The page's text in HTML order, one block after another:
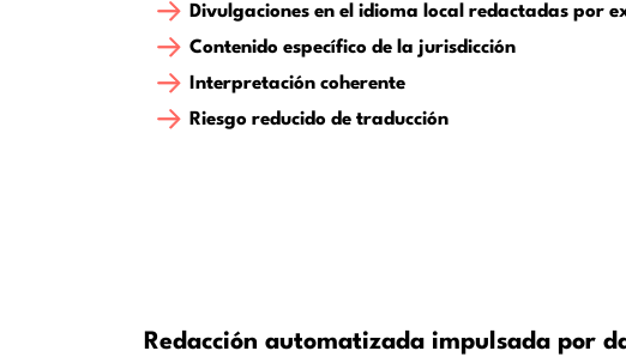
Divulgaciones en el idioma local redactadas por
Contenido específico de la jurisdicción
Interpretación coherente
Riesgo reducido de traducción
Redacción automatizada impulsada por